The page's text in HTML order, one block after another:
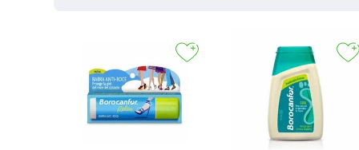
.
slinda
10. pharmacorp